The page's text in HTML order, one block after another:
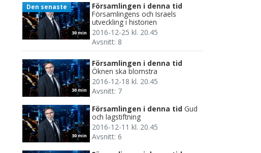
30 min
Den senaste
Församlingen i denna tid
Församlingens och Israels
utveckling i historien
2016-12-25 kl. 20.45
Avsnitt: 8
30 min
Församlingen i denna tid
Öknen ska blomstra
2016-12-18 kl. 20.45
Avsnitt: 7
30 min
Församlingen i denna tid Gud
och lagstiftning
2016-12-11 kl. 20.45
Avsnitt: 6